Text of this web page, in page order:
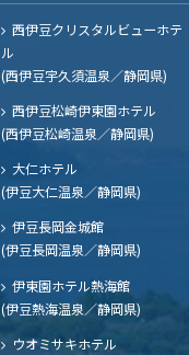
西伊豆クリスタルビューホテ
ル
(西伊豆宇久須温泉／静岡県)
西伊豆松崎伊東園ホテル
(西伊豆松崎温泉／静岡県)
大仁ホテル
(伊豆大仁温泉／静岡県)
伊豆長岡金城館
(伊豆長岡温泉／静岡県)
伊東園ホテル熱海館
(伊豆熱海温泉／静岡県)
ウオミサキホテル